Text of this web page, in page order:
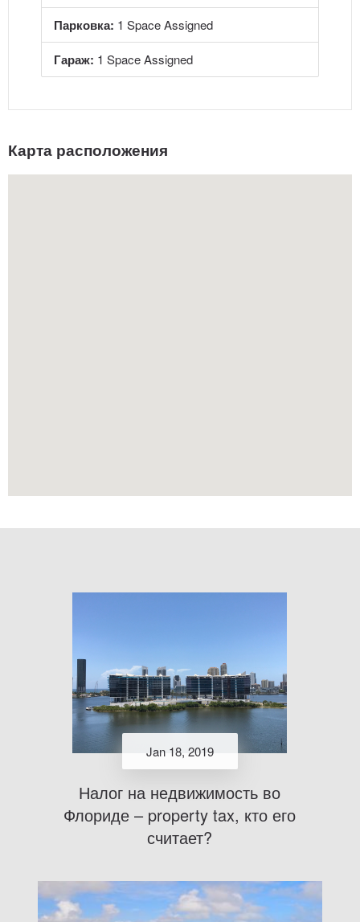
Парковка: 1 Space Assigned
Гараж: 1 Space Assigned
Карта расположения
Jan 18, 2019
Налог на недвижимость во
Флориде – property tax, кто его
считает?